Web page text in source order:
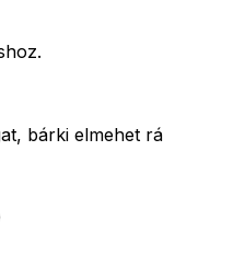
bárki elmehet rá